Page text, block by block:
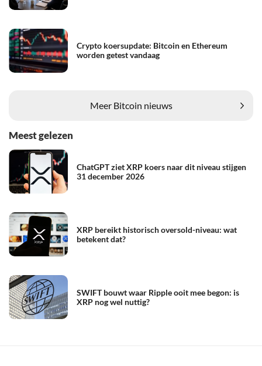
Crypto koersupdate: Bitcoin en Ethereum
worden getest vandaag
Meer Bitcoin nieuws
Meest gelezen
ChatGPT ziet XRP koers naar dit niveau stijgen
31 december 2026
XRP bereikt historisch oversold-niveau: wat
betekent dat?
SWIFT bouwt waar Ripple ooit mee begon: is
XRP nog wel nuttig?